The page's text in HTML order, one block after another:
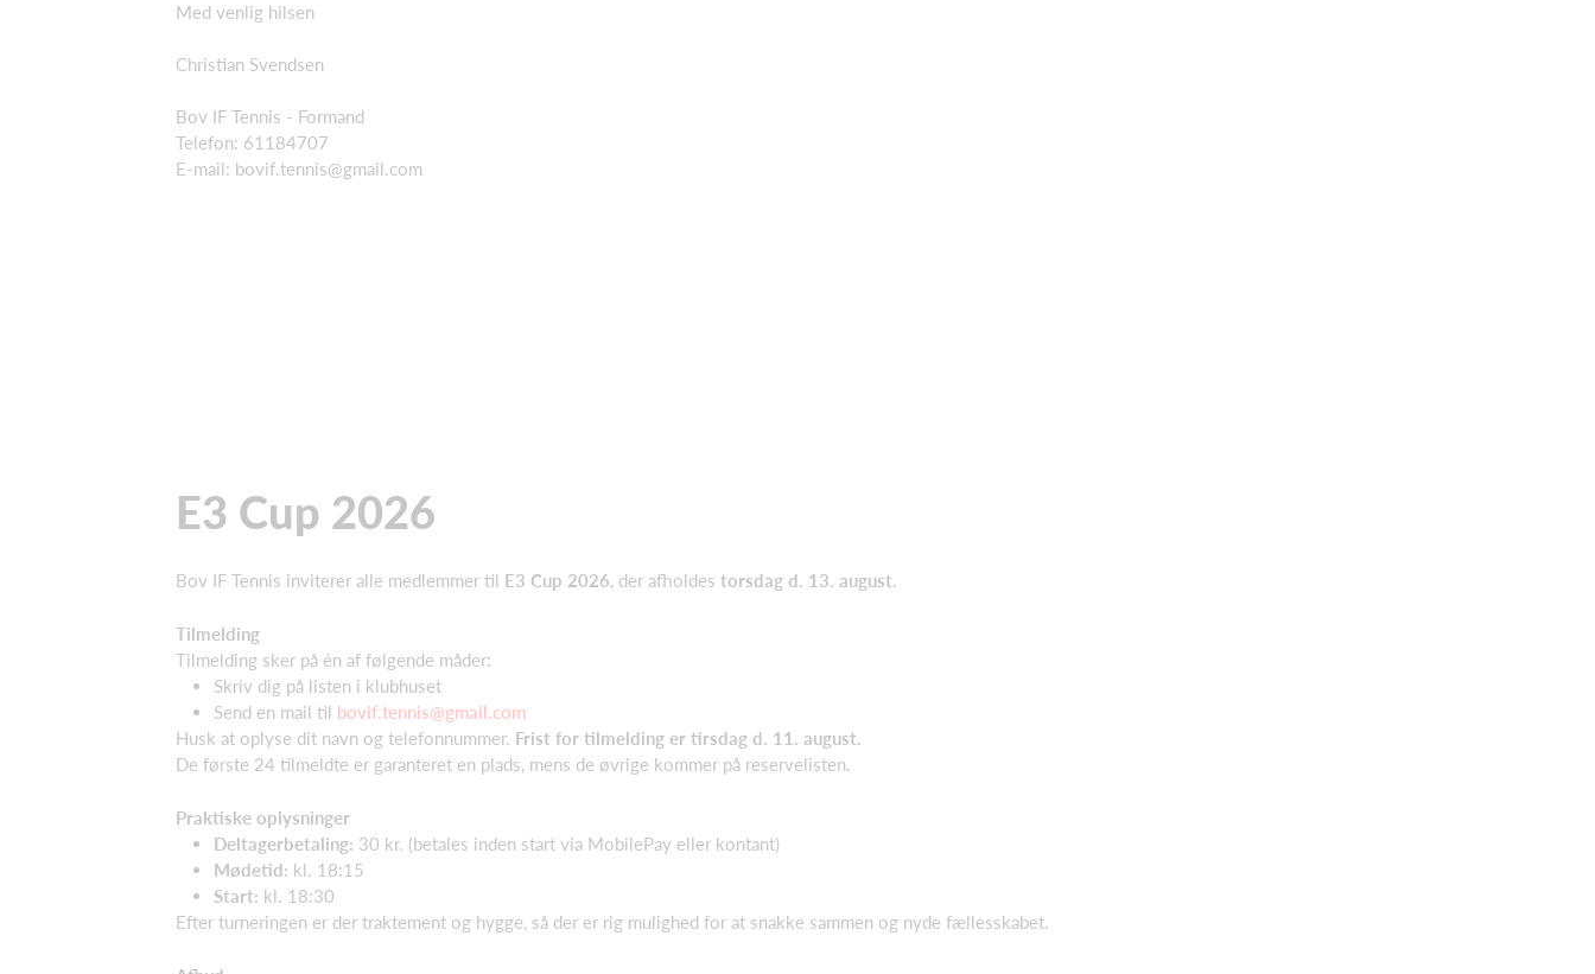
Med venlig hilsen
Christian Svendsen
Bov IF Tennis - Formand
Telefon: 61184707
E-mail: bovif.tennis@gmail.com
E3 Cup 2026
Bov IF Tennis inviterer alle medlemmer til E3 Cup 2026, der afholdes torsdag d. 13. august.
Tilmelding
Tilmelding sker på én af følgende måder:
Skriv dig på listen i klubhuset
Send en mail til bovif.tennis@gmail.com
Husk at oplyse dit navn og telefonnummer. Frist for tilmelding er tirsdag d. 11. august.
De første 24 tilmeldte er garanteret en plads, mens de øvrige kommer på reservelisten.
Praktiske oplysninger
Deltagerbetaling: 30 kr. (betales inden start via MobilePay eller kontant)
Mødetid: kl. 18:15
Start: kl. 18:30
Efter turneringen er der traktement og hygge, så der er rig mulighed for at snakke sammen og nyde fællesskabet.